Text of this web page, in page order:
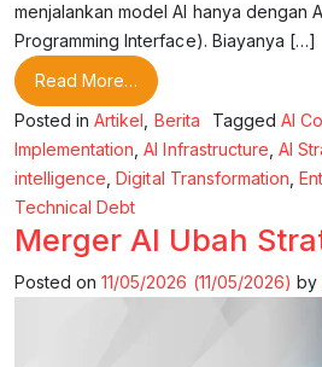
menjalankan model AI hanya dengan
Programming Interface). Biayanya […]
Read More… from Biaya
Posted inArtikel Berita Tagged AI
Implementation ,AI Infrastructure AI
intelligence ,Digital Transformation
Technical Debt
Merger AI Ubah
Posted on11/05/2026 (11/05/2026) by